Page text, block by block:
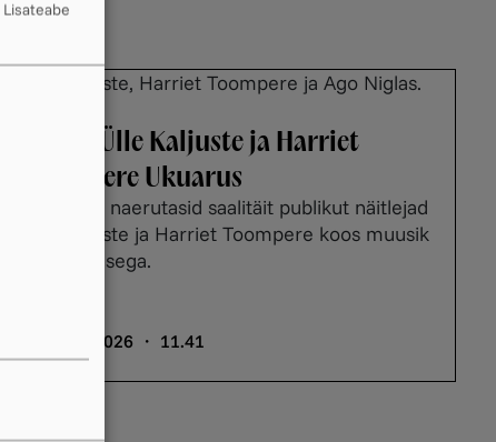
Fotod: Ülle Kaljuste ja Harriet
Toompere Ukuarus
17. aprillil naerutasid saalitäit publikut näitlejad
Ülle Kaljuste ja Harriet Toompere koos muusik
Ago Niglasega.
22. aprill 2026 ・ 11.41
Lisateabe